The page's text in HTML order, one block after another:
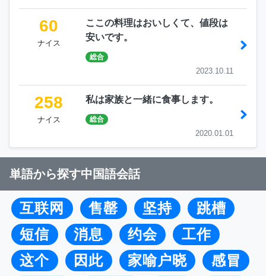
60
ナイス
ここの料理はおいしくて、値段は
安いです。
総合
2023.10.11
258
ナイス
私は家族と一緒に食事します。
総合
2020.01.01
単語から探す中国語会話
互联网 售罄 坚持
跳槽
短信
消息 约会
工作
这个
因此 家喻户晓
感冒